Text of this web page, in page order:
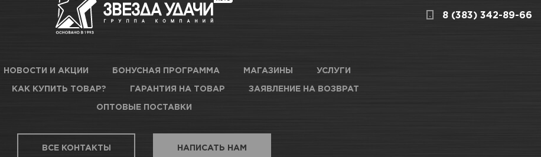
8 (383) 342-89-66
НОВОСТИ И АКЦИИ БОНУСНАЯ ПРОГРАММА МАГАЗИНЫ УСЛУГИ
КАК КУПИТЬ ТОВАР? ГАРАНТИЯ НА ТОВАР ЗАЯВЛЕНИЕ НА ВОЗВРАТ
ОПТОВЫЕ ПОСТАВКИ
ВСЕ КОНТАКТЫ НАПИСАТЬ НАМ